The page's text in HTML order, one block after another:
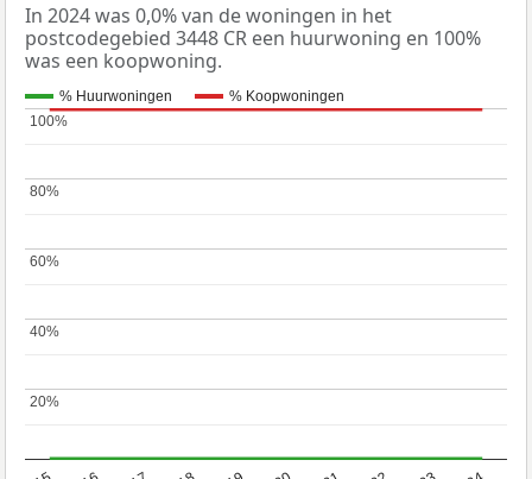
In 2024 was 0,0% van de woningen in het
postcodegebied 3448 CR een huurwoning en 100%
was een koopwoning.
% Huurwoningen % Koopwoningen
20%
20%
40%
40%
60%
60%
80%
80%
100%
100%